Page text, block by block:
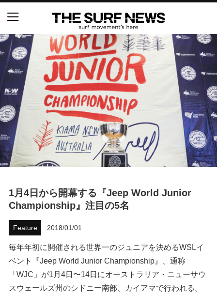
1月4日から開幕する『Jeep World Junior
Championship』注目の5名
Feature 2018/01/01
毎年年初に開催される世界一のジュニアを決めるWSLイ
ベント『Jeep World Junior Championship』、通称
「WJC」が1月4日〜14日にオーストラリア・ニューサウ
スウェールズ州のシドニー南部、カイアマで行われる。
NSAと茅ヶ崎市が包括連携協定を締結 自治体との
協定は全国初、サーフィンを軸に地域活性化へ
【五十嵐カノア独占インタビュー】旧友レオ、ジャ
ックとの豪華プライベートセッション
S.ONE ショート＆ロング開幕戦・現地リポート（高
橋みなと）
ニュース
製品情報
特集
試合
ウェストジャパン